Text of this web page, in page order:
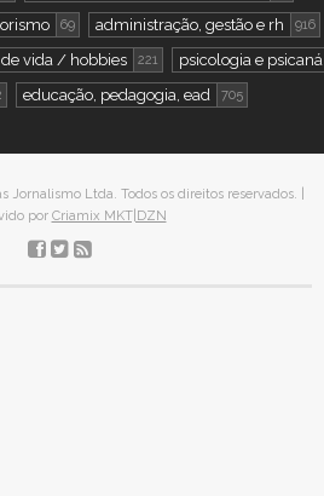
69 administração, gestão e rh 916
vida / hobbies 221
psicologia e
educação, pedagogia, ead 705
Ltda. Todos os direitos reservados. |
por Criamix MKT|DZN